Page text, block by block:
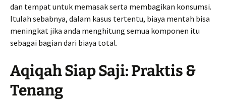
dan tempat untuk memasak serta membagikan konsumsi.
Itulah sebabnya, dalam kasus tertentu, biaya mentah bisa
meningkat jika anda menghitung semua komponen itu
sebagai bagian dari biaya total.
Aqiqah Siap Saji: Praktis &
Tenang